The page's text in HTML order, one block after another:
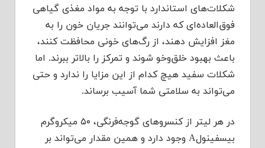
شکلات‌های استاندارد با توجه به مواد مغذی گیاهی
فوق‌العاده‌ای که دارند می‌توانند جریان خون را به
مغز افزایش دهند، از رگ‌های خونی محافظت کنند،
باعث بهبود خلق‌وخو شوند و تمرکز را بالاتر ببرند. اما
شکلات سفید هیچ کدام از این مزایا را ندارد و حتی
می‌تواند به سلامتی شما آسیب برساند.
در هر لیتر از کنسروهای گوجه‌فرنگی، ۵۰ میکروگرم
بیسفینولA وجود دارد و همین مقدار می‌تواند بر